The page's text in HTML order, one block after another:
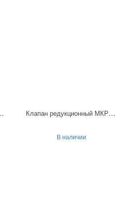
10/3С2Р Клапан редукционный МКРВ 10/3С2Р3
В наличии